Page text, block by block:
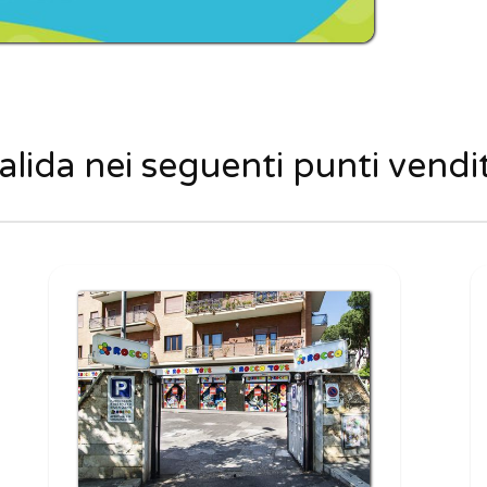
nei seguenti punti